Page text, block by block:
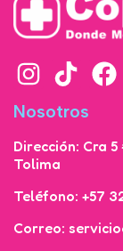
Nosotros
Dirección: Cra
Tolima
Teléfono: +57
Correo: